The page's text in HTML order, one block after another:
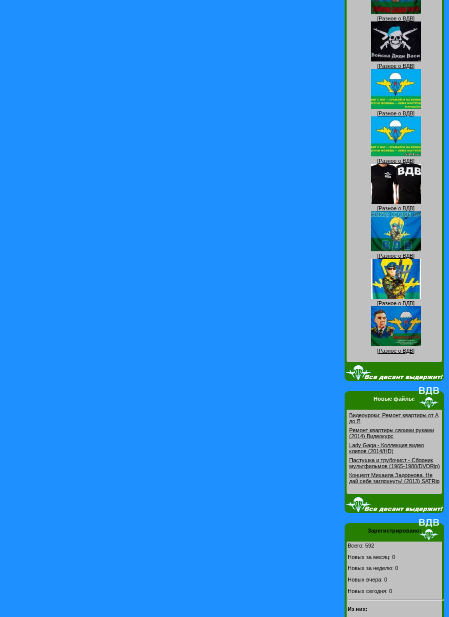
[Разное о ВДВ]
[Разное о ВДВ]
[Разное о ВДВ]
[Разное о ВДВ]
[Разное о ВДВ]
[Разное о ВДВ]
[Разное о ВДВ]
[Разное о ВДВ]
Новые файлы:
Видеоуроки: Pемонт квартиры от А
до Я
Ремонт квартиры своими руками
(2014) Видеокурс
Lady Gaga - Коллекция видео
клипов (2014/HD)
Пастушка и трубочист - Сборник
мультфильмов (1965-1980/DVDRip)
Концерт Михаила Задорнова. Не
дай себе заглохнуть! (2013) SATRip
Зарегистрировано:
Всего: 592
Новых за месяц: 0
Новых за неделю: 0
Новых вчера: 0
Новых сегодня: 0
Из них: